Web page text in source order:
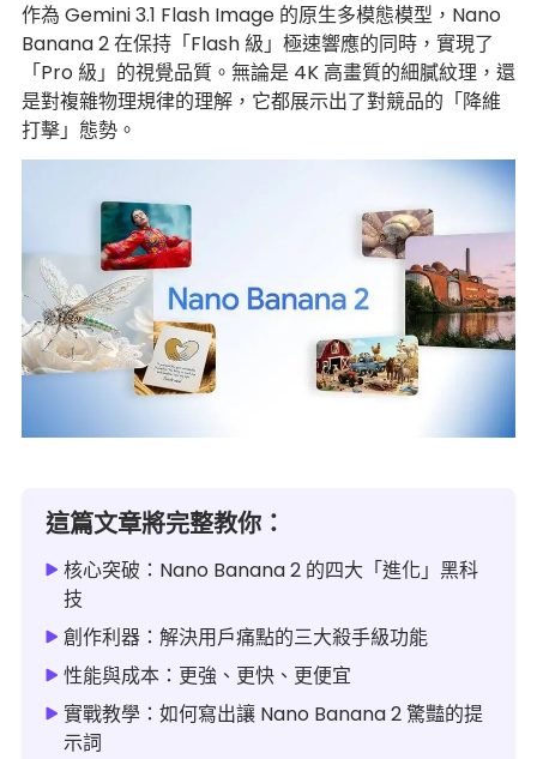
作為 Gemini 3.1 Flash Image 的原生多模態模型，Nano
Banana 2 在保持「Flash 級」極速響應的同時，實現了
「Pro 級」的視覺品質。無論是 4K 高畫質的細膩紋理，還
是對複雜物理規律的理解，它都展示出了對競品的「降維
打擊」態勢。
這篇文章將完整教你：
核心突破：Nano Banana 2 的四大「進化」黑科
技
創作利器：解決用戶痛點的三大殺手級功能
性能與成本：更強、更快、更便宜
實戰教學：如何寫出讓 Nano Banana 2 驚豔的提
示詞